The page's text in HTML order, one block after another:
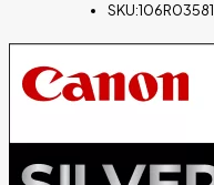
SKU:106R03581